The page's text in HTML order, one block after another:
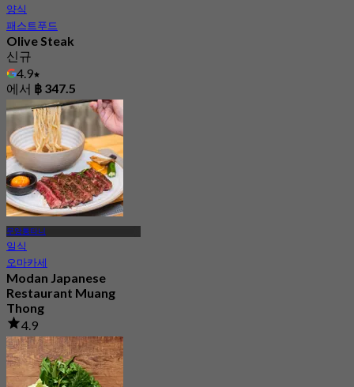
양식
패스트푸드
Olive Steak
신규
4.9
에서 ฿ 347.5
무앙통타니
일식
오마카세
Modan Japanese
Restaurant Muang
Thong
4.9
78 예약됨
에서฿ 990